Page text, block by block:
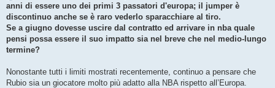
anni di essere uno dei primi 3 passatori d'europa; il jumper è
discontinuo anche se è raro vederlo sparacchiare al tiro.
Se a giugno dovesse uscire dal contratto ed arrivare in nba quale
pensi possa essere il suo impatto sia nel breve che nel medio-lungo
termine?
Nonostante tutti i limiti mostrati recentemente, continuo a pensare che
Rubio sia un giocatore molto più adatto alla NBA rispetto all’Europa.